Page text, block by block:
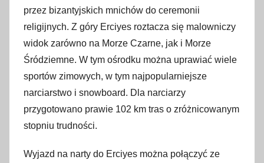
przez bizantyjskich mnichów do ceremonii
religijnych. Z góry Erciyes roztacza się malowniczy
widok zarówno na Morze Czarne, jak i Morze
Śródziemne. W tym ośrodku można uprawiać wiele
sportów zimowych, w tym najpopularniejsze
narciarstwo i snowboard. Dla narciarzy
przygotowano prawie 102 km tras o zróżnicowanym
stopniu trudności.
Wyjazd na narty do Erciyes można połączyć ze